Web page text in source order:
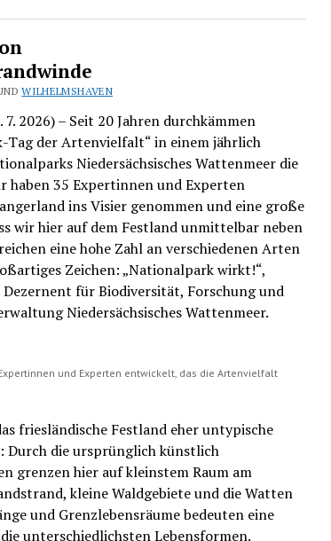
WILHELMSHAVEN
2026) – Seit 20 Jahren durchkämmen
Tag der Artenvielfalt“ in einem jährlich
Niedersächsisches Wattenmeer die
haben 35 Expertinnen und Experten
ins Visier genommen und eine große
wir hier auf dem Festland unmittelbar neben
eine hohe Zahl an verschiedenen Arten
Zeichen: „Nationalpark wirkt!“,
Dezernent für Biodiversität, Forschung und
Niedersächsisches Wattenmeer.
und Experten entwickelt, das die Artenvielfalt
friesländische Festland eher untypische
Durch die ursprünglich künstlich
grenzen hier auf kleinstem Raum am
kleine Waldgebiete und die Watten
und Grenzlebensräume bedeuten eine
unterschiedlichsten Lebensformen.